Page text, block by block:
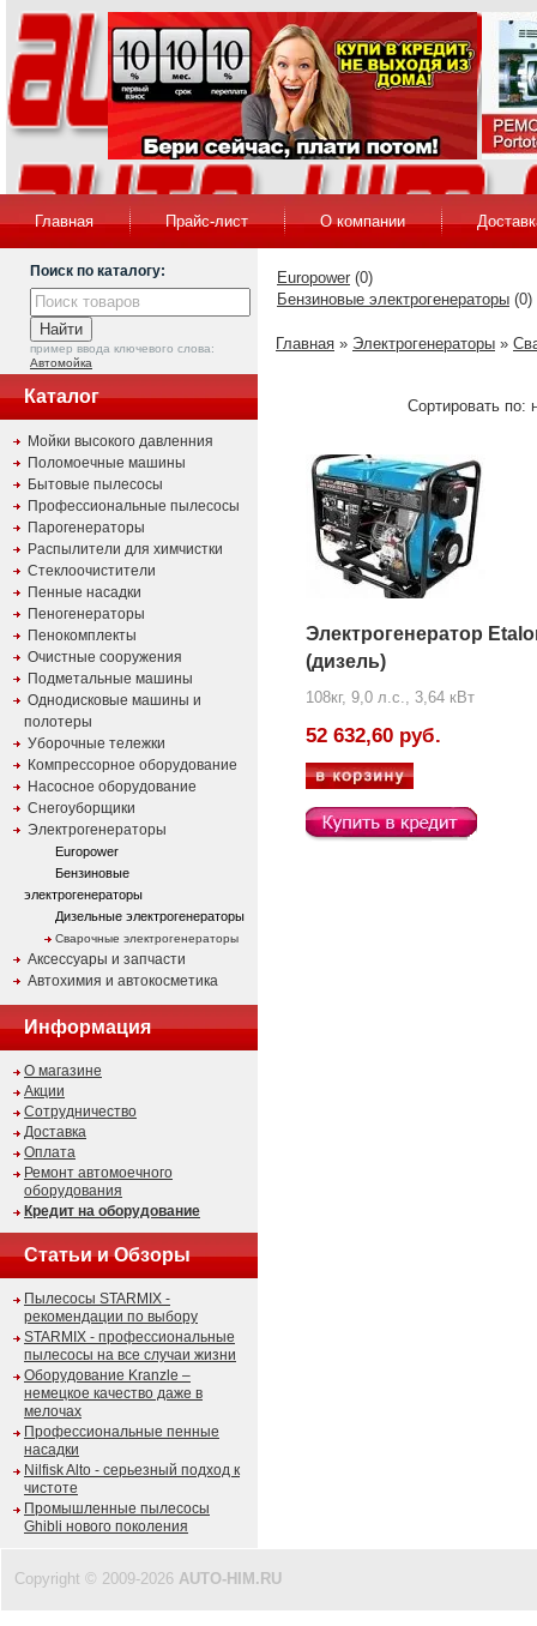
Главная Прайс-лист О компании
Поиск по каталогу:
пример ввода ключевого слова:
Автомойка
Каталог
Мойки высокого давленния
Поломоечные машины
Бытовые пылесосы
Профессиональные пылесосы
Парогенераторы
Распылители для химчистки
Стеклоочистители
Пенные насадки
Пеногенераторы
Пенокомплекты
Очистные сооружения
Подметальные машины
Однодисковые машины и
полотеры
Уборочные тележки
Компрессорное оборудование
Насосное оборудование
Снегоуборщики
Электрогенераторы
Europower
Бензиновые
электрогенераторы
Дизельные электрогенераторы
Сварочные электрогенераторы
Аксессуары и запчасти
Автохимия и автокосметика
Информация
О магазине
Акции
Сотрудничество
Доставка
Оплата
Ремонт автомоечного
оборудования
Кредит на оборудование
Статьи и Обзоры
Пылесосы STARMIX -
рекомендации по выбору
STARMIX - профессиональные
пылесосы на все случаи жизни
Оборудование Kranzle –
немецкое качество даже в
мелочах
Профессиональные пенные
насадки
Nilfisk Alto - серьезный подход к
чистоте
Промышленные пылесосы
Ghibli нового поколения
Europower (0)
Бензиновые электрогенераторы (0)
Главная » Электрогенераторы »
Сортировать по:
Электрогенератор
(дизель)
108кг, 9,0 л.с., 3,64 кВт
52 632,60 руб.
Copyright © 2009-2026 AUTO-HIM.RU